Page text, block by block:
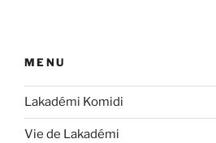
MENU
Lakadémi Komidi
Vie de Lakadémi